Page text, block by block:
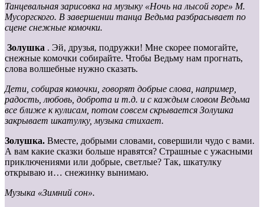
Танцевальная зарисовка на музыку «Ночь на лысой горе» М.
Мусоргского. В завершении танца Ведьма разбрасывает по
сцене снежные комочки.
Золушка . Эй, друзья, подружки! Мне скорее помогайте,
снежные комочки собирайте. Чтобы Ведьму нам прогнать,
слова волшебные нужно сказать.
Дети, собирая комочки, говорят добрые слова, например,
радость, любовь, доброта и т.д. и с каждым словом Ведьма
все ближе к кулисам, потом совсем скрывается Золушка
закрывает шкатулку, музыка стихает.
Золушка. Вместе, добрыми словами, совершили чудо с вами.
А вам какие сказки больше нравятся? Страшные с ужасными
приключениями или добрые, светлые? Так, шкатулку
открываю и… снежинку вынимаю.
Музыка «Зимний сон».